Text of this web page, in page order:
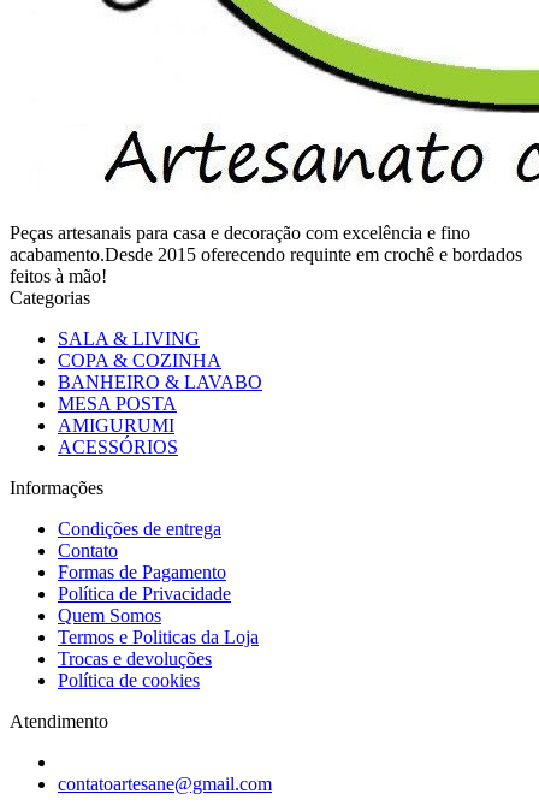
Peças artesanais para casa e decoração com excelência e fino
acabamento.Desde 2015 oferecendo requinte em crochê e bordados
feitos à mão!
Categorias
SALA & LIVING
COPA & COZINHA
BANHEIRO & LAVABO
MESA POSTA
AMIGURUMI
ACESSÓRIOS
Informações
Condições de entrega
Contato
Formas de Pagamento
Política de Privacidade
Quem Somos
Termos e Politicas da Loja
Trocas e devoluções
Política de cookies
Atendimento
contatoartesane@gmail.com